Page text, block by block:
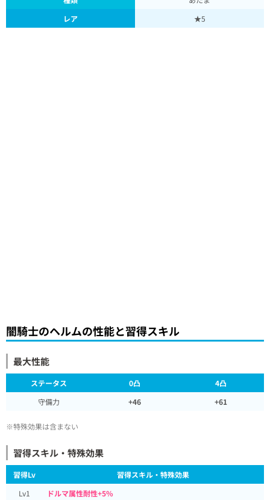
レア
★5
闇騎士のヘルムの性能と習得スキル
最大性能
ステータス 0凸
4凸
守備力
+46 +61
※特殊効果は含まない
習得スキル・特殊効果
習得Lv
習得スキル・特殊効果
Lv1
ドルマ属性耐性+5%